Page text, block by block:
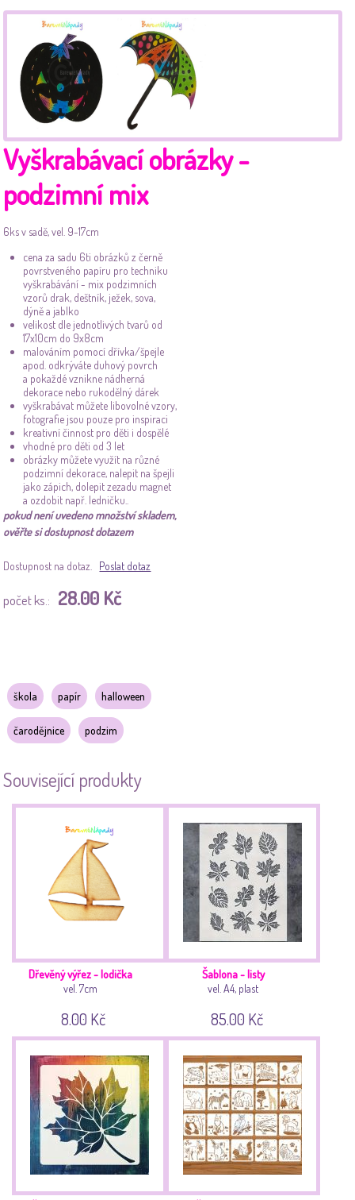
Vyškrabávací obrázky -
podzimní mix
6ks v sadě, vel. 9-17cm
cena za sadu 6ti obrázků z černě
povrstveného papíru pro techniku
vyškrabávání - mix podzimních
vzorů drak, deštník, ježek, sova,
dýně a jablko
velikost dle jednotlivých tvarů od
17x10cm do 9x8cm
malováním pomocí dřívka/špejle
apod. odkrýváte duhový povrch
a pokaždé vznikne nádherná
dekorace nebo rukodělný dárek
vyškrabávat můžete libovolné vzory,
fotografie jsou pouze pro inspiraci
kreativní činnost pro děti i dospělé
vhodné pro děti od 3 let
obrázky můžete využít na různé
podzimní dekorace, nalepit na špejli
jako zápich, dolepit zezadu magnet
a ozdobit např. ledničku..
pokud není uvedeno množství skladem,
ověřte si dostupnost dotazem
Dostupnost na dotaz. Poslat dotaz
počet ks.: 28.00 Kč
škola papír halloween
čarodějnice podzim
Související produkty
Dřevěný výřez - lodička
vel. 7cm
8.00 Kč
Šablona - listy
vel. A4, plast
85.00 Kč